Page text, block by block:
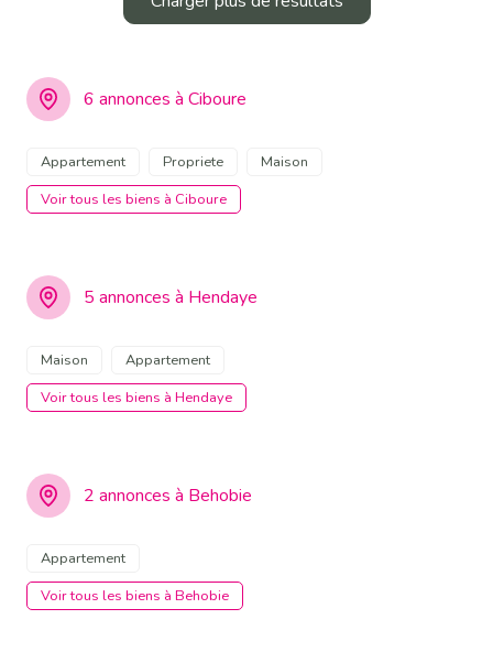
6 annonces à Ciboure
Appartement Propriete
Maison
Voir tous les biens à Ciboure
5 annonces à Hendaye
Maison
Appartement
Voir tous les biens à Hendaye
2 annonces à Behobie
Appartement
Voir tous les biens à Behobie